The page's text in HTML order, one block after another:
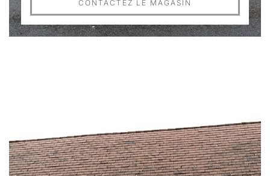
CONTACTEZ LE MAGASIN